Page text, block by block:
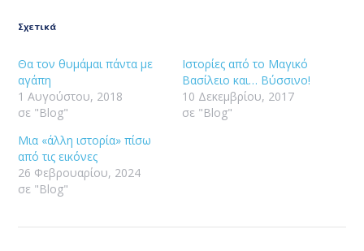
Σχετικά
Θα τον θυμάμαι πάντα με
αγάπη
1 Αυγούστου, 2018
σε "Blog"
Ιστορίες από το Μαγικό
Βασίλειο και… Βύσσινο!
10 Δεκεμβρίου, 2017
σε "Blog"
Μια «άλλη ιστορία» πίσω
από τις εικόνες
26 Φεβρουαρίου, 2024
σε "Blog"